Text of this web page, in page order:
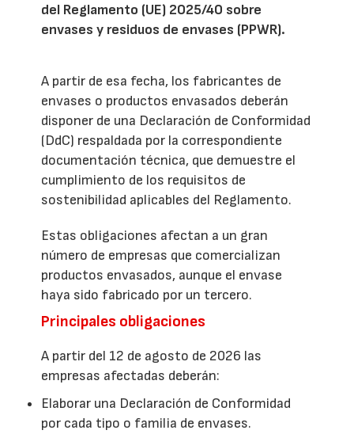
del Reglamento (UE) 2025/40 sobre
envases y residuos de envases (PPWR).
A partir de esa fecha, los fabricantes de
envases o productos envasados deberán
disponer de una Declaración de Conformidad
(DdC) respaldada por la correspondiente
documentación técnica, que demuestre el
cumplimiento de los requisitos de
sostenibilidad aplicables del Reglamento.
Estas obligaciones afectan a un gran
número de empresas que comercializan
productos envasados, aunque el envase
haya sido fabricado por un tercero.
Principales obligaciones
A partir del 12 de agosto de 2026 las
empresas afectadas deberán:
Elaborar una Declaración de Conformidad
por cada tipo o familia de envases.